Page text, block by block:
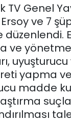
TV Genel
ve 7
ve yönetme,
uyuşturucu
yapma
madde
Haberleri